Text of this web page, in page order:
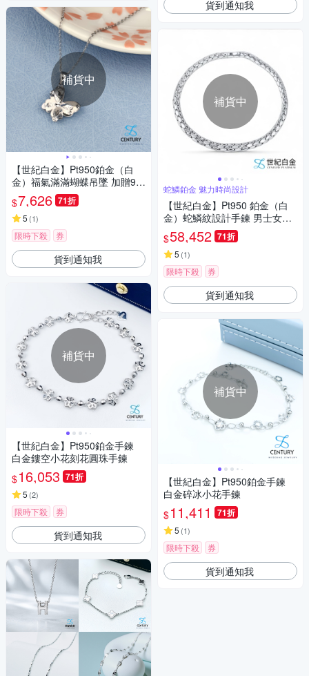
補貨中
【世紀白金】Pt950鉑金（白
金）福氣滿滿蝴蝶吊墜 加贈92
5純銀跳舞鍊 送禮自用選擇鉑金
永不褪色代表永恆的承諾
$7,626 71折
5 (1)
限時下殺 券
貨到通知我
補貨中
【世紀白金】Pt950鉑金手鍊
白金鏤空小花刻花圓珠手鍊
$16,053 71折
5 (2)
限時下殺 券
貨到通知我
貨到通知我
補貨中
蛇鱗鉑金 魅力時尚設計
【世紀白金】Pt950 鉑金（白
金）蛇鱗紋設計手鍊 男士女士
精品鉑金手鍊
$58,452 71折
5 (1)
限時下殺 券
貨到通知我
補貨中
【世紀白金】Pt950鉑金手鍊
白金碎冰小花手鍊
$11,411 71折
5 (1)
限時下殺 券
貨到通知我